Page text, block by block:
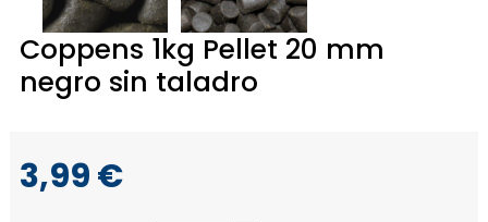
Coppens 1kg Pellet 20 mm
negro sin taladro
3,99 €